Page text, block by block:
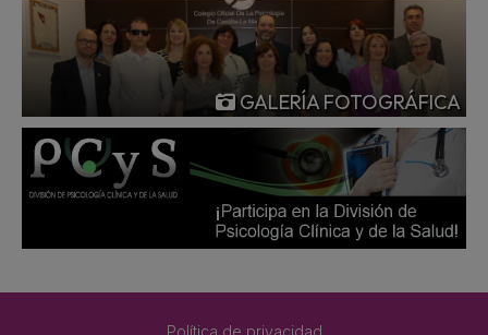
GALERÍA FOTOGRÁFICA
Política de privacidad